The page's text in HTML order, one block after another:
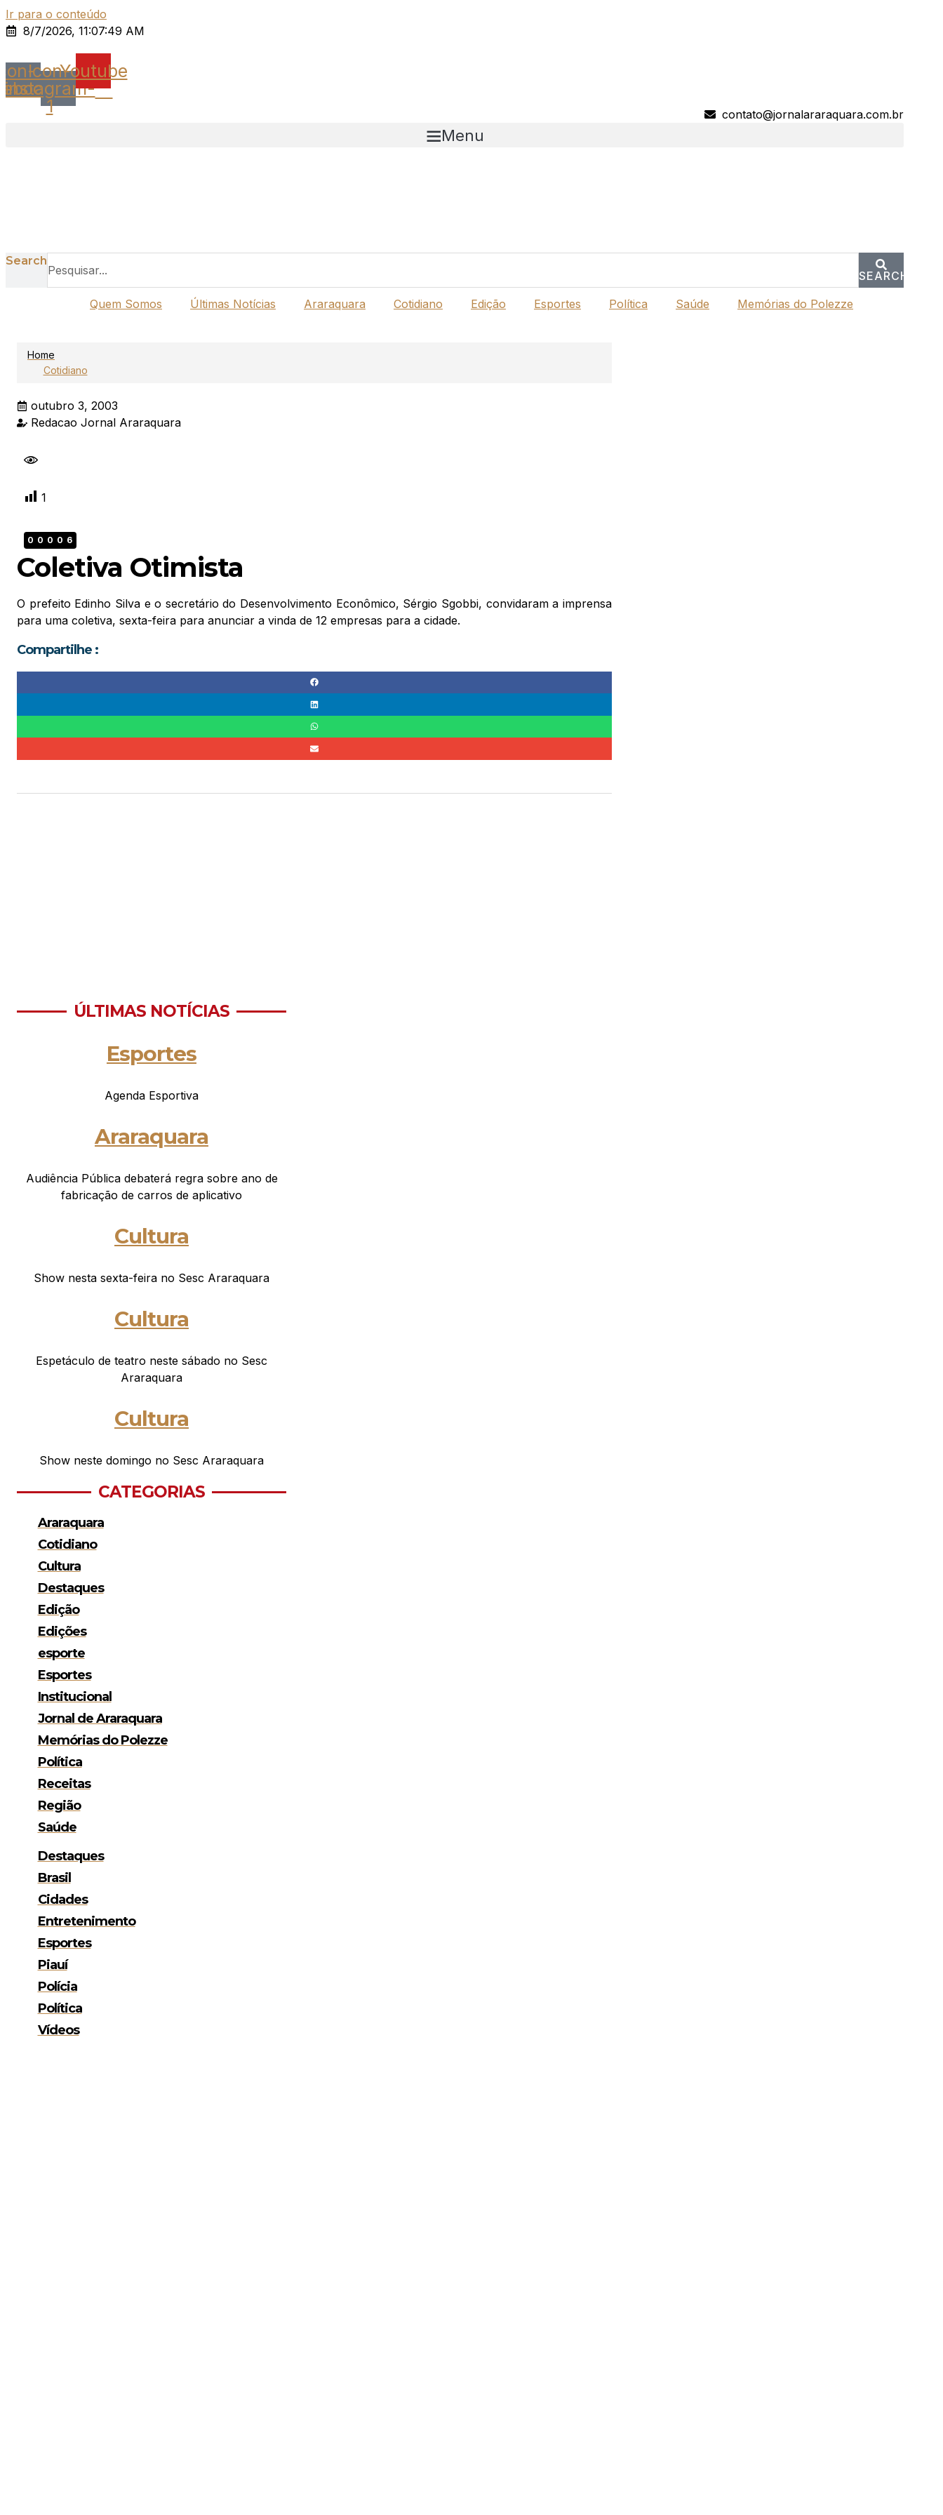
Ir para o conteúdo
8/7/2026, 11:07:49 AM
Icon-
instagram-
1
Youtube
contato@jornalararaquara.com.br
Menu
Search
SEARCH
Quem Somos
Últimas Notícias Araraquara Cotidiano Edição Esportes Política Saúde Memórias do Polezze
Home
Cotidiano
outubro 3, 2003
Redacao Jornal Araraquara
1
00006
Coletiva Otimista
O prefeito Edinho Silva e o secretário do Desenvolvimento Econômico, Sérgio Sgobbi, convidaram a imprensa
para uma coletiva, sexta-feira para anunciar a vinda de 12 empresas para a cidade.
Compartilhe :
ÚLTIMAS NOTÍCIAS
Esportes
Agenda Esportiva
Araraquara
Audiência Pública debaterá regra sobre ano de
fabricação de carros de aplicativo
Cultura
Show nesta sexta-feira no Sesc Araraquara
Cultura
Espetáculo de teatro neste sábado no Sesc
Araraquara
Cultura
Show neste domingo no Sesc Araraquara
CATEGORIAS
Araraquara
Cotidiano
Cultura
Destaques
Edição
Edições
esporte
Esportes
Institucional
Jornal de Araraquara
Memórias do Polezze
Política
Receitas
Região
Saúde
Destaques
Brasil
Cidades
Entretenimento
Esportes
Piauí
Polícia
Política
Vídeos